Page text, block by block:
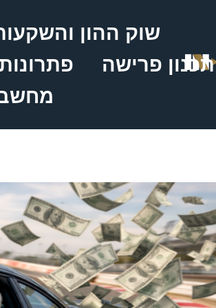
שוק ההון
תכנון פרישה